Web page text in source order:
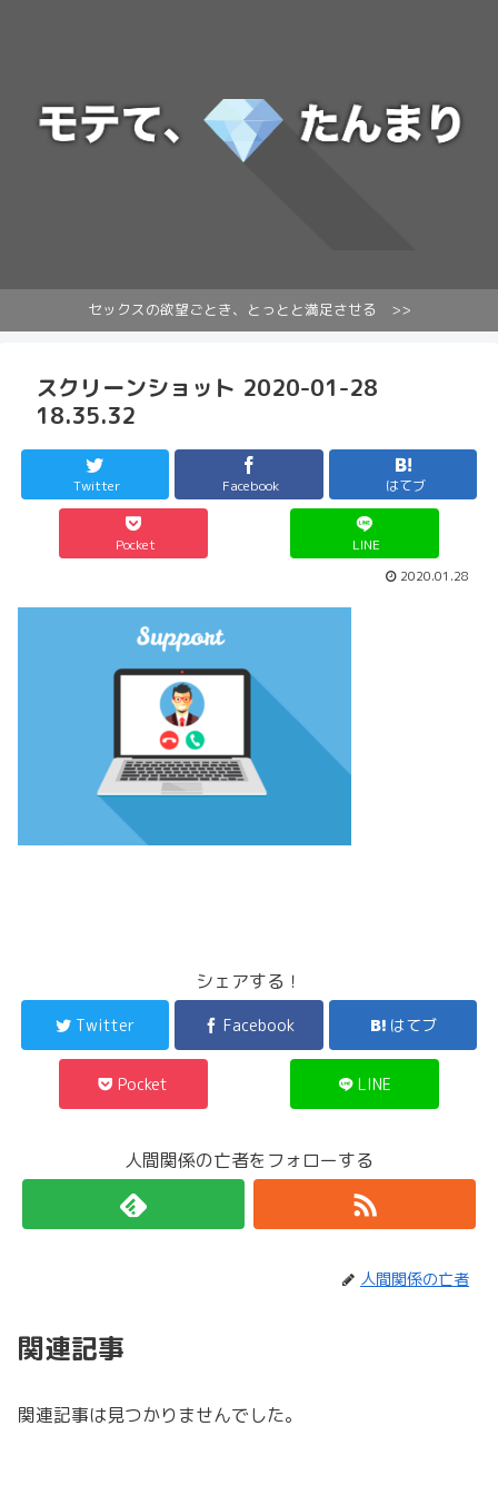
セックスの欲望ごとき、とっとと満足させる >>
スクリーンショット 2020-01-28
18.35.32
Twitter Facebook はてブ
Pocket LINE
2020.01.28
シェアする！
Twitter Facebook はてブ
Pocket LINE
人間関係の亡者をフォローする
人間関係の亡者
関連記事
関連記事は見つかりませんでした。